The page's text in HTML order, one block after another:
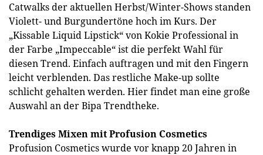
Catwalks der aktuellen Herbst/Winter-Shows standen
Violett- und Burgundertöne hoch im Kurs. Der
„Kissable Liquid Lipstick“ von Kokie Professional in
der Farbe „Impeccable“ ist die perfekt Wahl für
diesen Trend. Einfach auftragen und mit den Fingern
leicht verblenden. Das restliche Make-up sollte
schlicht gehalten werden. Hier findet man eine große
Auswahl an der Bipa Trendtheke.
Trendiges Mixen mit Profusion Cosmetics
Profusion Cosmetics wurde vor knapp 20 Jahren in